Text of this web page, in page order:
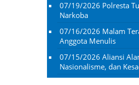
07/19/2026 Polresta
Narkoba
07/16/2026 Malam
Anggota Menulis
07/15/2026 Aliansi
Nasionalisme, dan